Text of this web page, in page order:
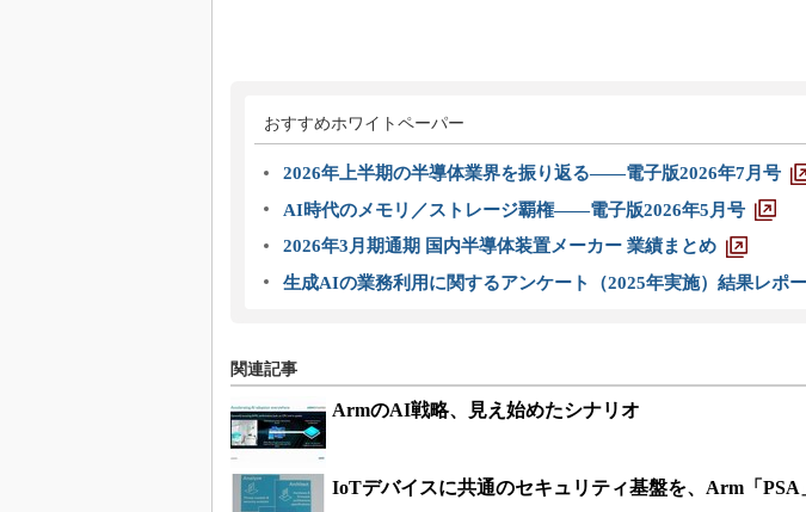
おすすめホワイトペーパー
2026年上半期の半導体業界を振り返る――電子版2026年7月号
AI時代のメモリ／ストレージ覇権――電子版2026年5月号
2026年3月期通期 国内半導体装置メーカー 業績まとめ
生成AIの業務利用に関するアンケート（2025年実施）結果レポ
関連記事
ArmのAI戦略、見え始めたシナリオ
IoTデバイスに共通のセキュリティ基盤を、Arm「PSA